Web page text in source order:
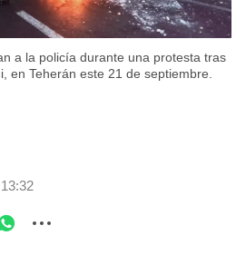
a la policía durante una protesta tras
en Teherán este 21 de septiembre.